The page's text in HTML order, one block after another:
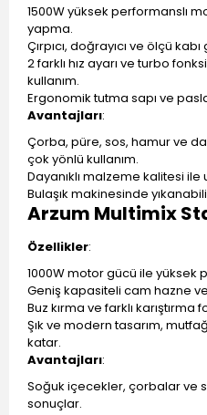
1500W yüksek performanslı
yapma.
Çırpıcı, doğrayıcı ve ölçü
2 farklı hız ayarı ve turbo
kullanım.
Ergonomik tutma sapı ve
Avantajları:
Çorba, püre, sos, hamur ve
çok yönlü kullanım.
Dayanıklı malzeme kalitesi
Bulaşık makinesinde
Arzum Multimix
Özellikler:
1000W motor gücü ile yüksek
Geniş kapasiteli cam hazne
Buz kırma ve farklı karıştırma
Şık ve modern tasarım,
katar.
Avantajları:
Soğuk içecekler, çorbalar ve
sonuçlar.